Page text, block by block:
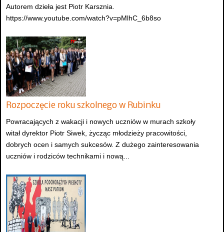
Autorem dzieła jest Piotr Karsznia.
https://www.youtube.com/watch?v=pMlhC_6b8so
Rozpoczęcie roku szkolnego w Rubinku
Powracających z wakacji i nowych uczniów w murach szkoły
witał dyrektor Piotr Siwek, życząc młodzieży pracowitości,
dobrych ocen i samych sukcesów. Z dużego zainteresowania
uczniów i rodziców technikami i nową...